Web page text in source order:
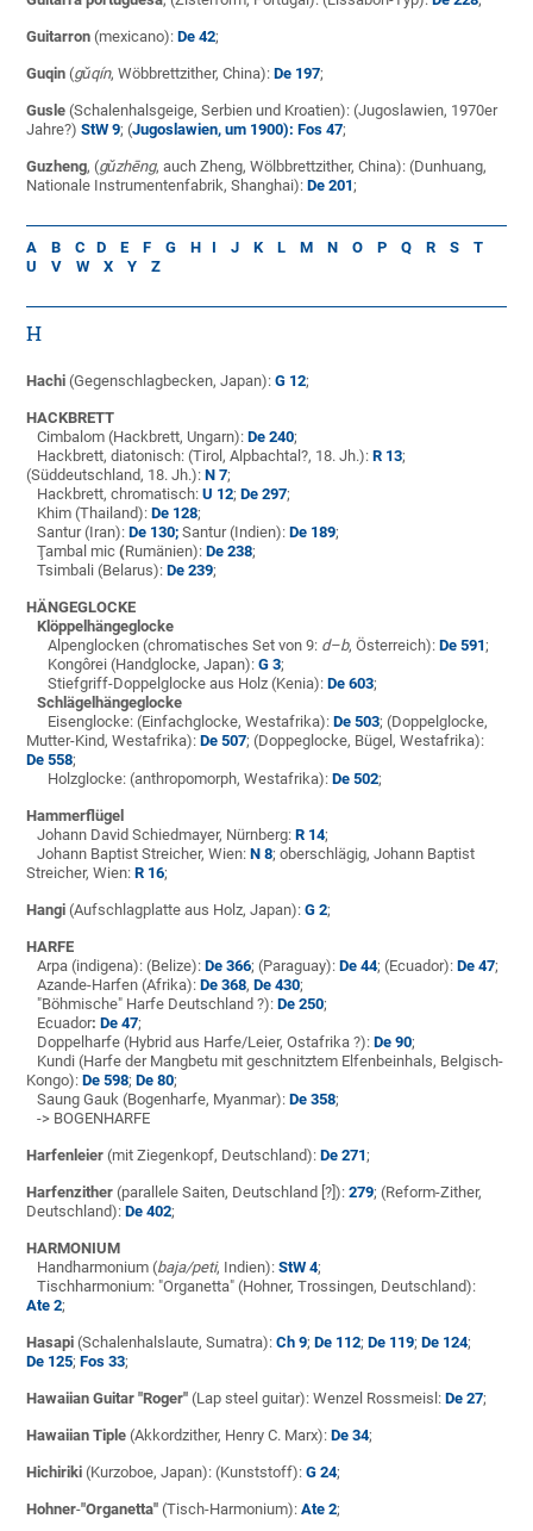
Guitarron (mexicano):De 42;
Guqin (gǔqín, Wöbbrettzither, China):De 197;
Gusle (Schalenhalsgeige, Serbien und Kroatien): (Jugoslawien, 1970er
Jahre?)StW 9; (Jugoslawien, um 1900): Fos 47;
Guzheng, (gǔzhēng, auch Zheng, Wölbbrettzither, China): (Dunhuang,
Nationale Instrumentenfabrik, Shanghai):De 201;
A B C D E F G H I J K L M N O P Q R S
T
U
V W X Y Z
H
Hachi (Gegenschlagbecken, Japan): G 12;
HACKBRETT
Cimbalom (Hackbrett, Ungarn):De 240;
Hackbrett, diatonisch: (Tirol, Alpbachtal?, 18. Jh.):R 13;
(Süddeutschland, 18. Jh.):N 7;
Hackbrett, chromatisch:U 12;De 297;
Khim (Thailand):De 128;
Santur (Iran):De 130; Santur (Indien):De 189;
Ţambal mic (Rumänien):De 238;
Tsimbali (Belarus):De 239;
HÄNGEGLOCKE
Klöppelhängeglocke
Alpenglocken (chromatisches Set von 9: d–b, Österreich):De 591;
Kongôrei (Handglocke, Japan):G 3;
Stiefgriff-Doppelglocke aus Holz (Kenia):De 603;
Schlägelhängeglocke
Eisenglocke: (Einfachglocke, Westafrika):De 503; (Doppelglocke,
Mutter-Kind, Westafrika):De 507; (Doppeglocke, Bügel, Westafrika):
De 558;
Holzglocke: (anthropomorph, Westafrika):De 502;
Hammerflügel
Johann David Schiedmayer, Nürnberg:R 14;
Johann Baptist Streicher, Wien:N 8; oberschlägig, Johann Baptist
Streicher, Wien:R 16;
Hangi (Aufschlagplatte aus Holz, Japan):G 2;
HARFE
Arpa (indigena): (Belize):De 366; (Paraguay):De 44; (Ecuador):De 47;
Azande-Harfen (Afrika):De 368,De 430;
"Böhmische" Harfe Deutschland ?):De 250;
Ecuador: De 47;
Doppelharfe (Hybrid aus Harfe/Leier, Ostafrika ?):De 90;
Kundi (Harfe der Mangbetu mit geschnitztem Elfenbeinhals, Belgisch-
Kongo):De 598;De 80;
Saung Gauk (Bogenharfe, Myanmar):De 358;
-> BOGENHARFE
Harfenleier (mit Ziegenkopf, Deutschland):De 271;
Harfenzither (parallele Saiten, Deutschland [?]):279; (Reform-Zither,
Deutschland):De 402;
HARMONIUM
Handharmonium (baja/peti, Indien):StW 4;
Tischharmonium: "Organetta" (Hohner, Trossingen, Deutschland):
Ate 2;
Hasapi (Schalenhalslaute, Sumatra):Ch 9;De 112;De 119;De 124;
De 125;Fos 33;
Hawaiian Guitar "Roger" (Lap steel guitar): Wenzel Rossmeisl:De 27;
Hawaiian Tiple (Akkordzither, Henry C. Marx): De 34;
Hichiriki (Kurzoboe, Japan): (Kunststoff):G 24;
Hohner-"Organetta" (Tisch-Harmonium):Ate 2;